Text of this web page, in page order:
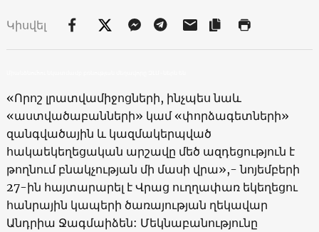
Կիսվել
«Որոշ լրատվամիջոցների, ինչպես նաև
«աստվածաբանների» կամ «փորձագետների»
զանգվածային և կազմակերպված
հակաեկեղեցական արշավը մեծ ազդեցություն է
թողնում բնակչության մի մասի վրա»,- նոյեմբերի
27-ին հայտարարել է Վրաց ուղղափառ եկեղեցու
հանրային կապերի ծառայության ղեկավար
Անդրիա Ջագմաիձեն: Մեկնաբանությունը